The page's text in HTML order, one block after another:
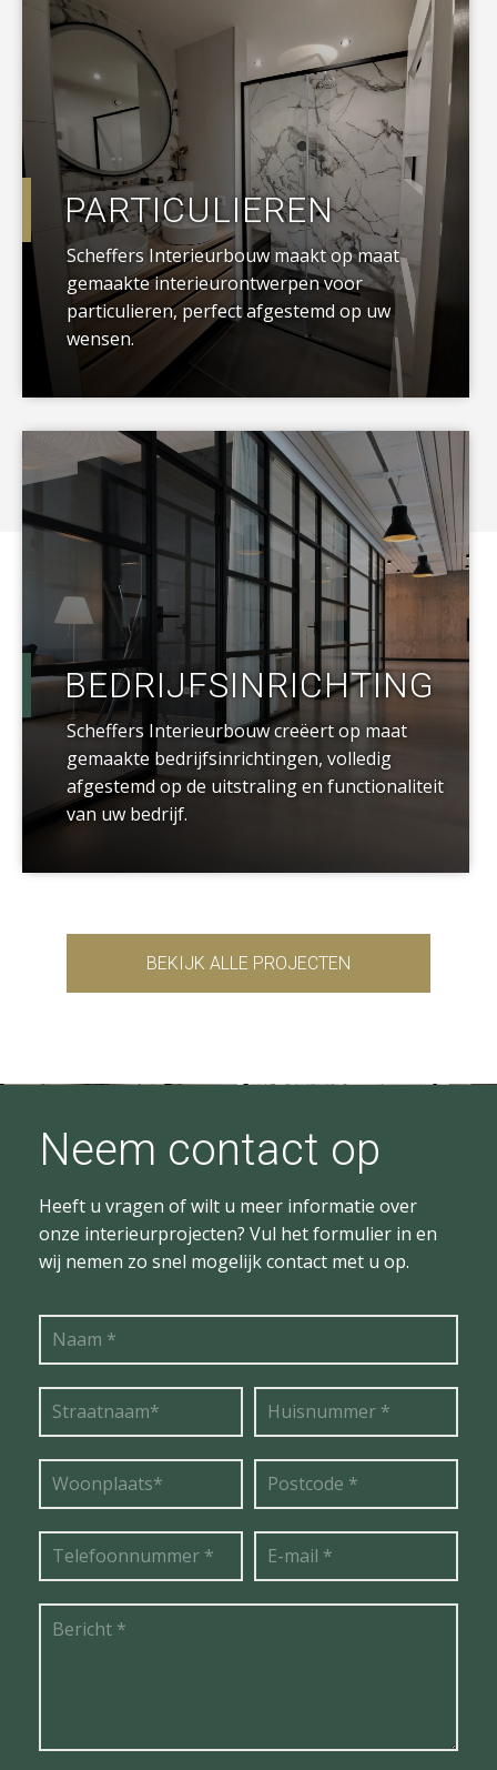
PARTICULIEREN
Scheffers Interieurbouw maakt op maat
gemaakte interieurontwerpen voor
particulieren, perfect afgestemd op uw
wensen.
BEDRIJFSINRICHTING
Scheffers Interieurbouw creëert op maat
gemaakte bedrijfsinrichtingen, volledig
afgestemd op de uitstraling en functionaliteit
van uw bedrijf.
a
BEKIJK ALLE PROJECTEN
Neem contact op
Heeft u vragen of wilt u meer informatie over
onze interieurprojecten? Vul het formulier in en
wij nemen zo snel mogelijk contact met u op.